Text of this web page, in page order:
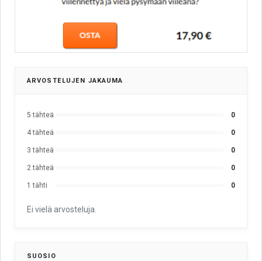
ARVOSTELUJEN JAKAUMA
5 tähteä 0
4 tähteä 0
3 tähteä 0
2 tähteä 0
1 tähti 0
Ei vielä arvosteluja.
SUOSIO